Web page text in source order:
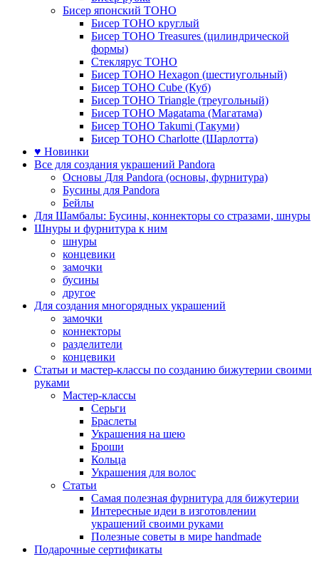
Бисер японский TOHO
Бисер TOHO круглый
Бисер TOHO Treasures (цилиндрической
формы)
Стеклярус TOHO
Бисер TOHO Hexagon (шестиугольный)
Бисер TOHO Cube (Куб)
Бисер TOHO Triangle (треугольный)
Бисер TOHO Magatama (Магатама)
Бисер TOHO Takumi (Такуми)
Бисер TOHO Charlotte (Шарлотта)
♥ Новинки
Все для создания украшений Pandora
Основы Для Pandora (основы, фурнитура)
Бусины для Pandora
Бейлы
Для Шамбалы: Бусины, коннекторы со стразами, шнуры
Шнуры и фурнитура к ним
шнуры
концевики
замочки
бусины
другое
Для создания многорядных украшений
замочки
коннекторы
разделители
концевики
Статьи и мастер-классы по созданию бижутерии своими
руками
Мастер-классы
Серьги
Браслеты
Украшения на шею
Броши
Кольца
Украшения для волос
Статьи
Самая полезная фурнитура для бижутерии
Интересные идеи в изготовлении
украшений своими руками
Полезные советы в мире handmade
Подарочные сертификаты